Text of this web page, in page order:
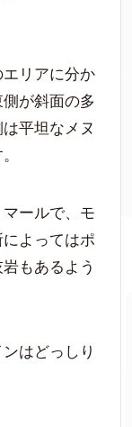
リアに分か
が斜面の多
平坦なメヌ
ールで、モ
よってはポ
もあるよう
はどっしり